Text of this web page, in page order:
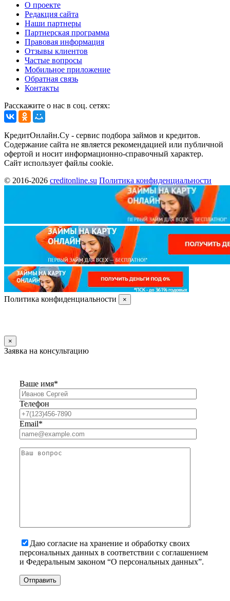
О проекте
Редакция сайта
Наши партнеры
Партнерская программа
Правовая информация
Отзывы клиентов
Частые вопросы
Мобильное приложение
Обратная связь
Контакты
Расскажите о нас в соц. сетях:
КредитОнлайн.Су - сервис подбора займов и кредитов.
Содержание сайта не является рекомендацией или публичной
офертой и носит информационно-справочный характер.
Сайт использует файлы cookie.
© 2016-2026 creditonline.su Политика конфиденциальности
Политика конфиденциальности ×
×
Заявка на консультацию
Ваше имя*
Телефон
Email*
Даю согласие на хранение и обработку своих
персональных данных в соответствии с соглашением
и Федеральным законом “О персональных данных”.